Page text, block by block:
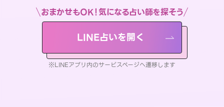
おまかせもOK！気になる占い師を探そう
LINE占いを開く
※LINEアプリ内のサービスページへ遷移します